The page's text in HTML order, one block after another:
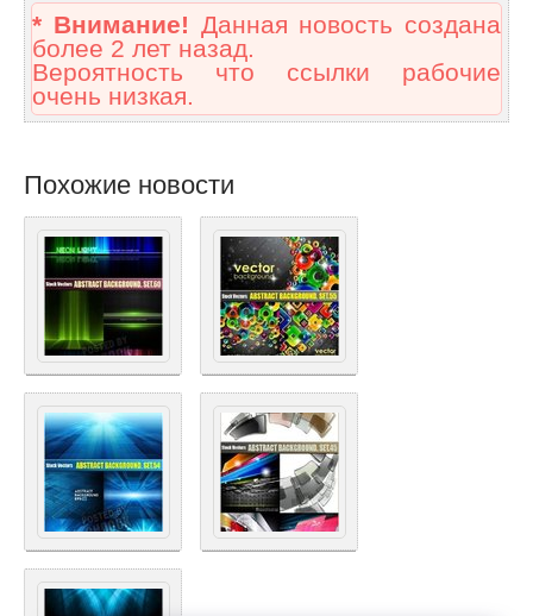
* Внимание! Данная новость создана
более 2 лет назад.
Вероятность что ссылки рабочие
очень низкая.
Похожие новости